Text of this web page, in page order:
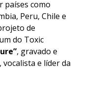
países como
Peru, Chile e
de
do Toxic
, gravado e
e líder da